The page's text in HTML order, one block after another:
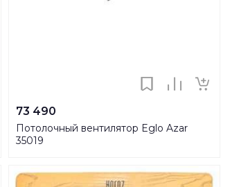
73 490
Потолочный вентилятор Eglo Azar
35019